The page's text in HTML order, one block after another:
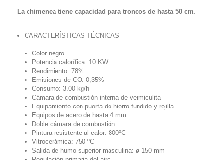
La chimenea tiene capacidad para troncos de hasta 50 cm.
CARACTERÍSTICAS TÉCNICAS
Color negro
Potencia calorífica: 10 KW
Rendimiento: 78%
Emisiones de CO: 0,35%
Consumo: 3.00 kg/h
Cámara de combustión interna de vermiculita
Equipamiento con puerta de hierro fundido y rejilla.
Equipos de acero de hasta 4 mm.
Doble cámara de combustión.
Pintura resistente al calor: 800ºC
Vitrocerámica: 750 ºC
Salida de humo superior masculina: ø 150 mm